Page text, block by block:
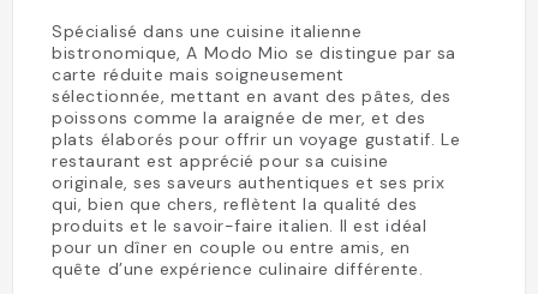
Spécialisé dans une cuisine italienne
bistronomique, A Modo Mio se distingue par sa
carte réduite mais soigneusement
sélectionnée, mettant en avant des pâtes, des
poissons comme la araignée de mer, et des
plats élaborés pour offrir un voyage gustatif. Le
restaurant est apprécié pour sa cuisine
originale, ses saveurs authentiques et ses prix
qui, bien que chers, reflètent la qualité des
produits et le savoir-faire italien. Il est idéal
pour un dîner en couple ou entre amis, en
quête d’une expérience culinaire différente.